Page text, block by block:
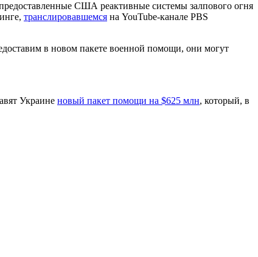
США реактивные системы залпового огня
транслировавшемся на YouTube-канале PBS
в новом пакете военной помощи, они могут
Украине новый пакет помощи на $625 млн, который, в